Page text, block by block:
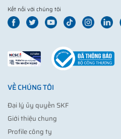
Kết nối với chúng tôi
VỀ CHÚNG TÔI
Đại lý ủy quyền SKF
Giới thiệu chung
Profile công ty